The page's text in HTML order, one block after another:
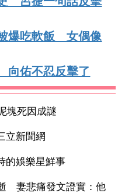
被爆吃軟飯 女偶像
佑不忍反擊了
塊死因成謎
立新聞網
的娛樂星鮮事
妻悲痛發文證實：他